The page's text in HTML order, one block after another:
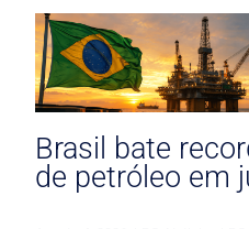
Brasil bate
de petróleo em